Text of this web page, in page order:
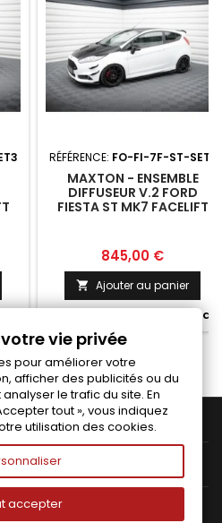
RÉFÉRENCE: FO-FI-7F-ST-SET2
MAXTON - ENSEMBLE
DIFFUSEUR V.2 FORD
FIESTA ST MK7 FACELIFT
Prix
845,00 €
 Ajouter au panier
 Fabriqué a la commande
vie privée
pour améliorer votre
afficher des publicités ou du
le trafic du site. En
tout », vous indiquez
utilisation des cookies.
accepter